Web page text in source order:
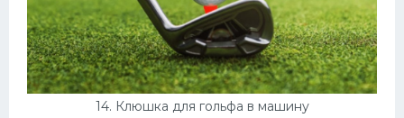
14. Клюшка для гольфа в машину